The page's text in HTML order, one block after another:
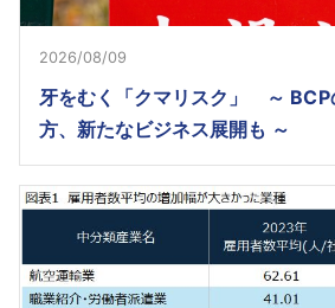
2026/08/09
牙をむく「クマリスク」 ～ BCP
方、新たなビジネス展開も ～